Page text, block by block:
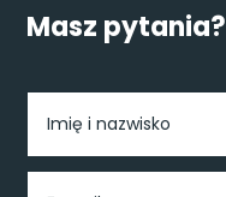
Masz pytania?